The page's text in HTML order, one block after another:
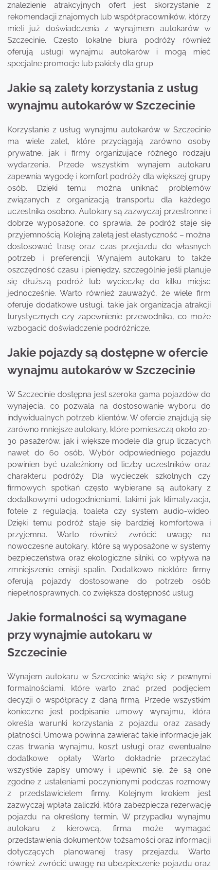
znalezienie atrakcyjnych ofert jest skorzystanie z
rekomendacji znajomych lub współpracowników, którzy
mieli już doświadczenia z wynajmem autokarów w
Szczecinie. Często lokalne biura podróży również
oferują usługi wynajmu autokarów i mogą mieć
specjalne promocje lub pakiety dla grup.
Jakie są zalety korzystania z usług
wynajmu autokarów w Szczecinie
Korzystanie z usług wynajmu autokarów w Szczecinie
ma wiele zalet, które przyciągają zarówno osoby
prywatne, jak i firmy organizujące różnego rodzaju
wydarzenia. Przede wszystkim wynajem autokaru
zapewnia wygodę i komfort podróży dla większej grupy
osób. Dzięki temu można uniknąć problemów
związanych z organizacją transportu dla każdego
uczestnika osobno. Autokary są zazwyczaj przestronne i
dobrze wyposażone, co sprawia, że podróż staje się
przyjemnością. Kolejną zaletą jest elastyczność – można
dostosować trasę oraz czas przejazdu do własnych
potrzeb i preferencji. Wynajem autokaru to także
oszczędność czasu i pieniędzy, szczególnie jeśli planuje
się dłuższą podróż lub wycieczkę do kilku miejsc
jednocześnie. Warto również zauważyć, że wiele firm
oferuje dodatkowe usługi, takie jak organizacja atrakcji
turystycznych czy zapewnienie przewodnika, co może
wzbogacić doświadczenie podróżnicze.
Jakie pojazdy są dostępne w ofercie
wynajmu autokarów w Szczecinie
W Szczecinie dostępna jest szeroka gama pojazdów do
wynajęcia, co pozwala na dostosowanie wyboru do
indywidualnych potrzeb klientów. W ofercie znajdują się
zarówno mniejsze autokary, które pomieszczą około 20-
30 pasażerów, jak i większe modele dla grup liczących
nawet do 60 osób. Wybór odpowiedniego pojazdu
powinien być uzależniony od liczby uczestników oraz
charakteru podróży. Dla wycieczek szkolnych czy
firmowych spotkań często wybierane są autokary z
dodatkowymi udogodnieniami, takimi jak klimatyzacja,
fotele z regulacją, toaleta czy system audio-wideo.
Dzięki temu podróż staje się bardziej komfortowa i
przyjemna. Warto również zwrócić uwagę na
nowoczesne autokary, które są wyposażone w systemy
bezpieczeństwa oraz ekologiczne silniki, co wpływa na
zmniejszenie emisji spalin. Dodatkowo niektóre firmy
oferują pojazdy dostosowane do potrzeb osób
niepełnosprawnych, co zwiększa dostępność usług.
Jakie formalności są wymagane
przy wynajmie autokaru w
Szczecinie
Wynajem autokaru w Szczecinie wiąże się z pewnymi
formalnościami, które warto znać przed podjęciem
decyzji o współpracy z daną firmą. Przede wszystkim
konieczne jest podpisanie umowy wynajmu, która
określa warunki korzystania z pojazdu oraz zasady
płatności. Umowa powinna zawierać takie informacje jak
czas trwania wynajmu, koszt usługi oraz ewentualne
dodatkowe opłaty. Warto dokładnie przeczytać
wszystkie zapisy umowy i upewnić się, że są one
zgodne z ustaleniami poczynionymi podczas rozmowy
z przedstawicielem firmy. Kolejnym krokiem jest
zazwyczaj wpłata zaliczki, która zabezpiecza rezerwację
pojazdu na określony termin. W przypadku wynajmu
autokaru z kierowcą, firma może wymagać
przedstawienia dokumentów tożsamości oraz informacji
dotyczących planowanej trasy przejazdu. Warto
również zwrócić uwagę na ubezpieczenie pojazdu oraz